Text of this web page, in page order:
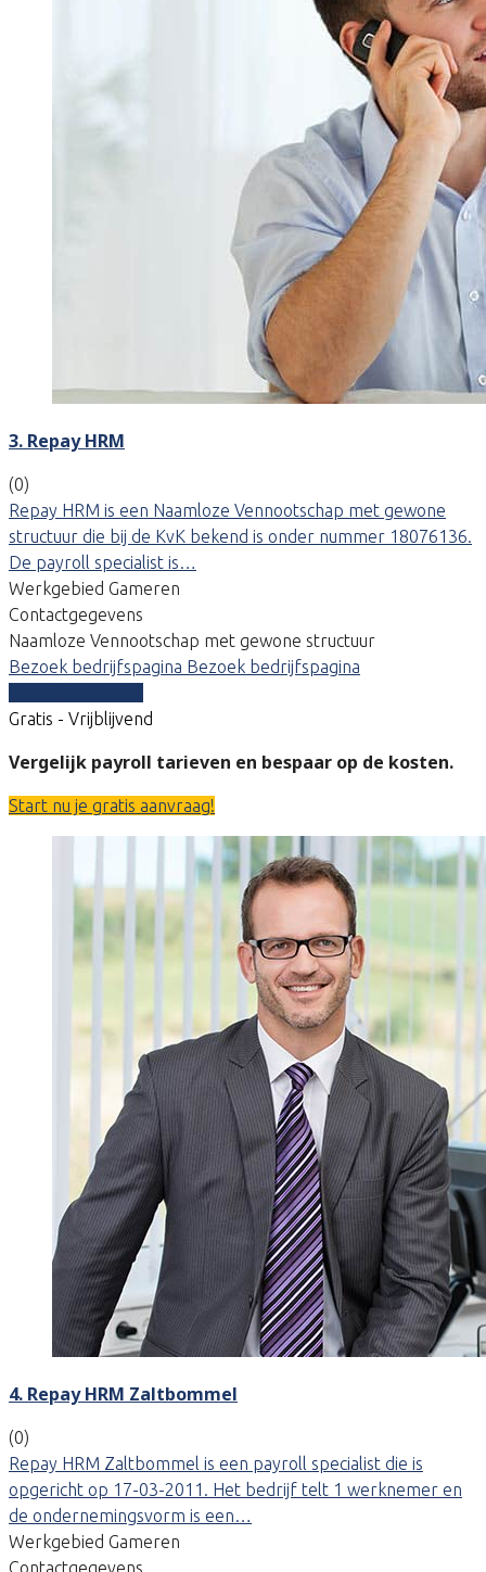
3. Repay HRM
(0)
Repay HRM is een Naamloze Vennootschap met gewone
structuur die bij de KvK bekend is onder nummer 18076136.
De payroll specialist is…
Werkgebied Gameren
Contactgegevens
Naamloze Vennootschap met gewone structuur
Bezoek bedrijfspagina Bezoek bedrijfspagina
Gratis - Vrijblijvend
Vergelijk payroll tarieven en bespaar op de kosten.
Start nu je gratis aanvraag!
4. Repay HRM Zaltbommel
(0)
Repay HRM Zaltbommel is een payroll specialist die is
opgericht op 17-03-2011. Het bedrijf telt 1 werknemer en
de ondernemingsvorm is een…
Werkgebied Gameren
Contactgegevens